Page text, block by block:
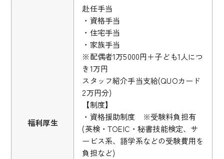
福利厚生
赴任手当
・資格手当
・住宅手当
・家族手当
※配偶者1万5000円＋子ども1人につ
き1万円
スタッフ紹介手当支給(QUOカード
2万円分)
【制度】
・資格援助制度 ※受験料負担有
(英検・TOEIC・秘書技能検定、サ
ービス系、語学系などの受験費用を
負担など)